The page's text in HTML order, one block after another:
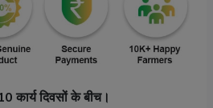
कार्य दिवसों के बीच।